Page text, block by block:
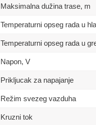
Maksimalna dužina trase, m
Temperaturni opseg rada u
Temperaturni opseg rada u
Napon, V
Prikljucak za napajanje
Režim svezeg vazduha
Kruzni tok